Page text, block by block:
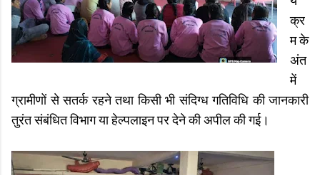
क्र
म के
अंत
में
ग्रामीणों से सतर्क रहने तथा किसी भी संदिग्ध गतिविधि की जानकारी
तुरंत संबंधित विभाग या हेल्पलाइन पर देने की अपील की गई।